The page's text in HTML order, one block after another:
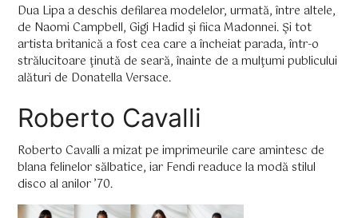
Dua Lipa a deschis defilarea modelelor, urmată, între altele,
de Naomi Campbell, Gigi Hadid şi fiica Madonnei. Şi tot
artista britanică a fost cea care a încheiat parada, într-o
strălucitoare ţinută de seară, înainte de a mulţumi publicului
alături de Donatella Versace.
Roberto Cavalli
Roberto Cavalli a mizat pe imprimeurile care amintesc de
blana felinelor sălbatice, iar Fendi readuce la modă stilul
disco al anilor ’70.